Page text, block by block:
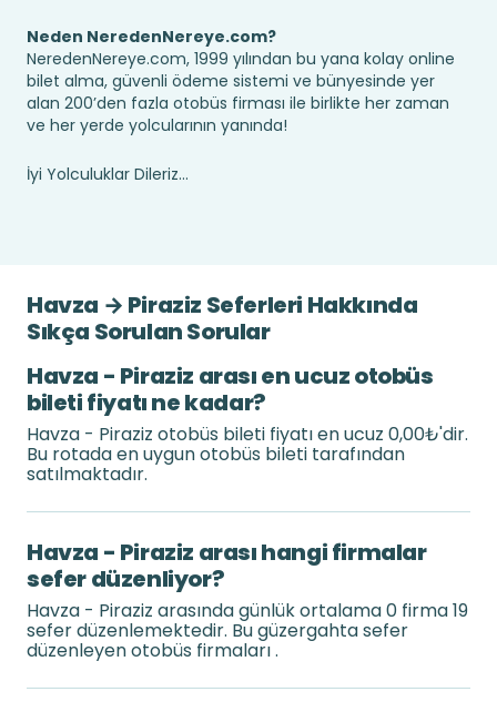
Neden NeredenNereye.com?
NeredenNereye.com, 1999 yılından bu yana kolay online
bilet alma, güvenli ödeme sistemi ve bünyesinde yer
alan 200’den fazla otobüs firması ile birlikte her zaman
ve her yerde yolcularının yanında!
İyi Yolculuklar Dileriz...
Havza → Piraziz Seferleri Hakkında
Sıkça Sorulan Sorular
Havza - Piraziz arası en ucuz otobüs
bileti fiyatı ne kadar?
Havza - Piraziz otobüs bileti fiyatı en ucuz 0,00₺'dir.
Bu rotada en uygun otobüs bileti tarafından
satılmaktadır.
Havza - Piraziz arası hangi firmalar
sefer düzenliyor?
Havza - Piraziz arasında günlük ortalama 0 firma 19
sefer düzenlemektedir. Bu güzergahta sefer
düzenleyen otobüs firmaları .